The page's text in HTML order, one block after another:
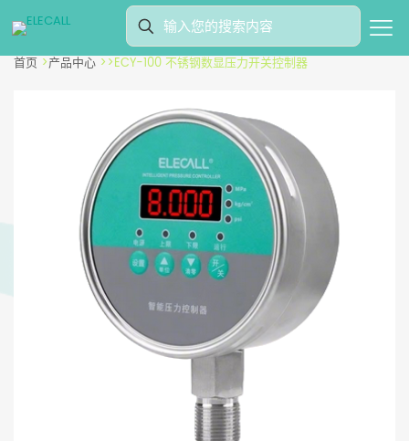
首页 >产品中心 >>ECY-100 不锈钢数显压力开关控制器